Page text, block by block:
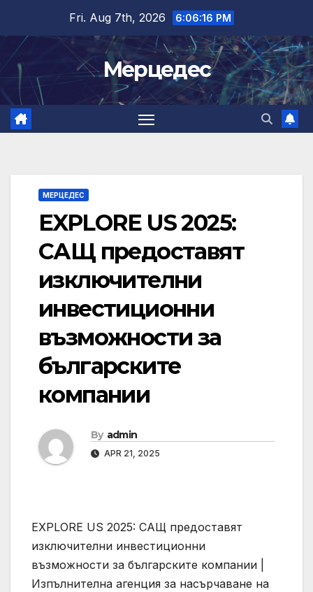
content
Fri. Aug 7th, 2026 6:06:16 PM
Мерцедес
МЕРЦЕДЕС
EXPLORE US 2025:
САЩ предоставят
изключителни
инвестиционни
възможности за
българските
компании
By admin
APR 21, 2025
EXPLORE US 2025: САЩ предоставят
изключителни инвестиционни
възможности за българските компании |
Изпълнителна агенция за насърчаване на